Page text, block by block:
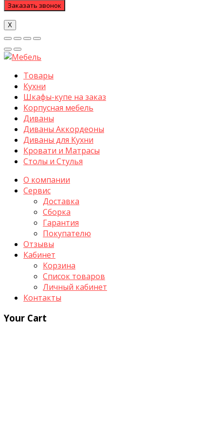
Х
Товары
Кухни
Шкафы-купе на заказ
Корпусная мебель
Диваны
Диваны Аккордеоны
Диваны для Кухни
Кровати и Матрасы
Столы и Стулья
О компании
Сервис
Доставка
Сборка
Гарантия
Покупателю
Отзывы
Кабинет
Корзина
Список товаров
Личный кабинет
Контакты
Your Cart